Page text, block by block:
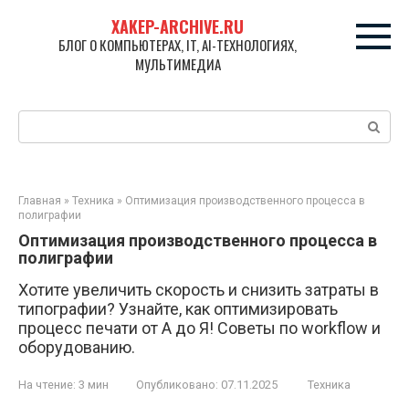
XAKEP-ARCHIVE.RU
БЛОГ О КОМПЬЮТЕРАХ, IT, AI-ТЕХНОЛОГИЯХ,
МУЛЬТИМЕДИА
Поиск:
Главная » Техника » Оптимизация производственного процесса в
полиграфии
Оптимизация производственного процесса в
полиграфии
Хотите увеличить скорость и снизить затраты в
типографии? Узнайте, как оптимизировать
процесс печати от А до Я! Советы по workflow и
оборудованию.
На чтение: 3 мин Опубликовано: 07.11.2025
Техника